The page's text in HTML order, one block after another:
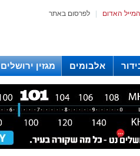
לפרסום באתר המייל האדום
אלבומים מגזין ירושלים